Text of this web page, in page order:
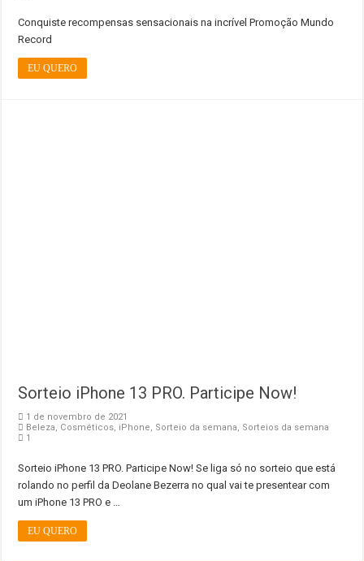
Conquiste recompensas sensacionais na incrível Promoção Mundo
Record
EU QUERO
Sorteio iPhone 13 PRO. Participe Now!
1 de novembro de 2021
Beleza, Cosméticos, iPhone, Sorteio da semana, Sorteios da semana
1
Sorteio iPhone 13 PRO. Participe Now! Se liga só no sorteio que está
rolando no perfil da Deolane Bezerra no qual vai te presentear com
um iPhone 13 PRO e …
EU QUERO